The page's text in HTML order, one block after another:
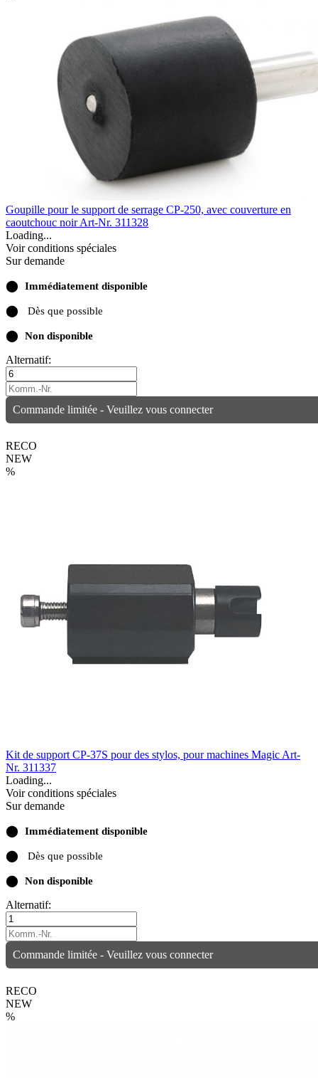
Goupille pour le support de serrage CP-250, avec couverture en
caoutchouc noirArt-Nr. 311328
Loading...
Voir conditions spéciales
Sur demande
⬤ Immédiatement disponible
⬤ Dès que possible
⬤ Non disponible
Alternatif:
Commande limitée - Veuillez vous connecter
RECO
NEW
%
Kit de support CP-37S pour des stylos, pour machines Magic Art-
Nr. 311337
Loading...
Voir conditions spéciales
Sur demande
⬤ Immédiatement disponible
⬤ Dès que possible
⬤ Non disponible
Alternatif:
Commande limitée - Veuillez vous connecter
RECO
NEW
%